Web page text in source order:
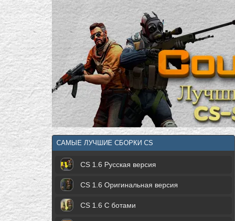
САМЫЕ ЛУЧШИЕ СБОРКИ CS
CS 1.6 Русская версия
CS 1.6 Оригинальная версия
CS 1.6 С ботами